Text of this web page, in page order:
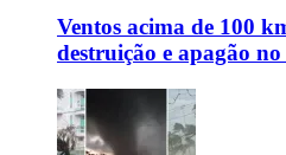
Ventos acima de 100
destruição e apagão